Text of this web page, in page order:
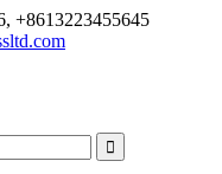
+8613223455645